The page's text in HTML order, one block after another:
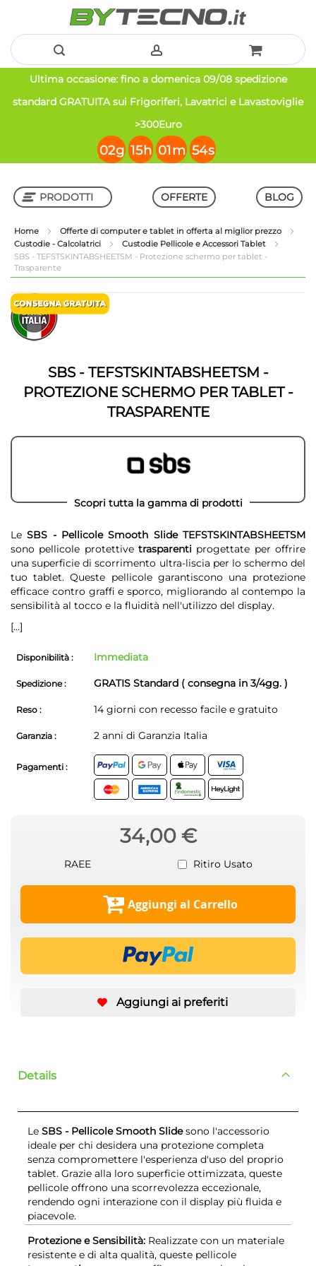
Salta
al
Ultima occasione: fino a domenica 09/08 spedizione
standard GRATUITA sui Frigoriferi, Lavatrici e Lavastoviglie
>300Euro
02g 15h 01m 54s
PRODOTTI
Shop in Shop
OFFERTE BLOG
Home
Offerte di computer e tablet in offerta al miglior prezzo
Custodie - Calcolatrici
Custodie Pellicole e Accessori Tablet
SBS - TEFSTSKINTABSHEETSM - Protezione schermo per tablet -
Trasparente
Vai
alla
fine
della
Vai
all'inizio
della
galleria
immaginiSBS - TEFSTSKINTABSHEETSM -
PROTEZIONE SCHERMO PER TABLET -
TRASPARENTE
Scopri tutta la gamma di prodotti
LeSBS - Pellicole Smooth Slide TEFSTSKINTABSHEETSM
sono pellicole protettive trasparenti progettate per offrire
una superficie di scorrimento ultra-liscia per lo schermo del
tuo tablet. Queste pellicole garantiscono una protezione
efficace contro graffi e sporco, migliorando al contempo la
sensibilità al tocco e la fluidità nell'utilizzo del display.
[...]
Disponibilità : Immediata
Spedizione : GRATIS Standard ( consegna in 3/4gg. )
Reso : 14 giorni con recesso facile e gratuito
Garanzia : 2 anni di Garanzia Italia
Pagamenti :
34,00 €
RAEE Ritiro Usato
Aggiungi al Carrello
Aggiungi ai preferiti
Details
Le SBS - Pellicole Smooth Slidesono l'accessorio
ideale per chi desidera una protezione completa
senza compromettere l'esperienza d'uso del proprio
tablet. Grazie alla loro superficie ottimizzata, queste
pellicole offrono una scorrevolezza eccezionale,
rendendo ogni interazione con il display più fluida e
piacevole.
Protezione e Sensibilità: Realizzate con un materiale
resistente e di alta qualità, queste pellicole